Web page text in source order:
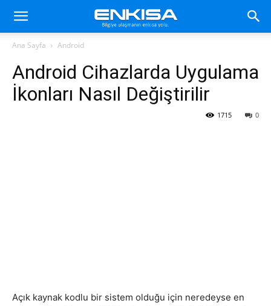
Ana Sayfa Android
Android Cihazlarda Uygulama
İkonları Nasıl Değiştirilir
0
1715
Açık kaynak kodlu bir sistem olduğu için neredeyse en